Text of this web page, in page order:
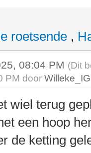
roetsende ,
08:04 PM (Dit
PM door
wiel terug
een hoop
de ketting